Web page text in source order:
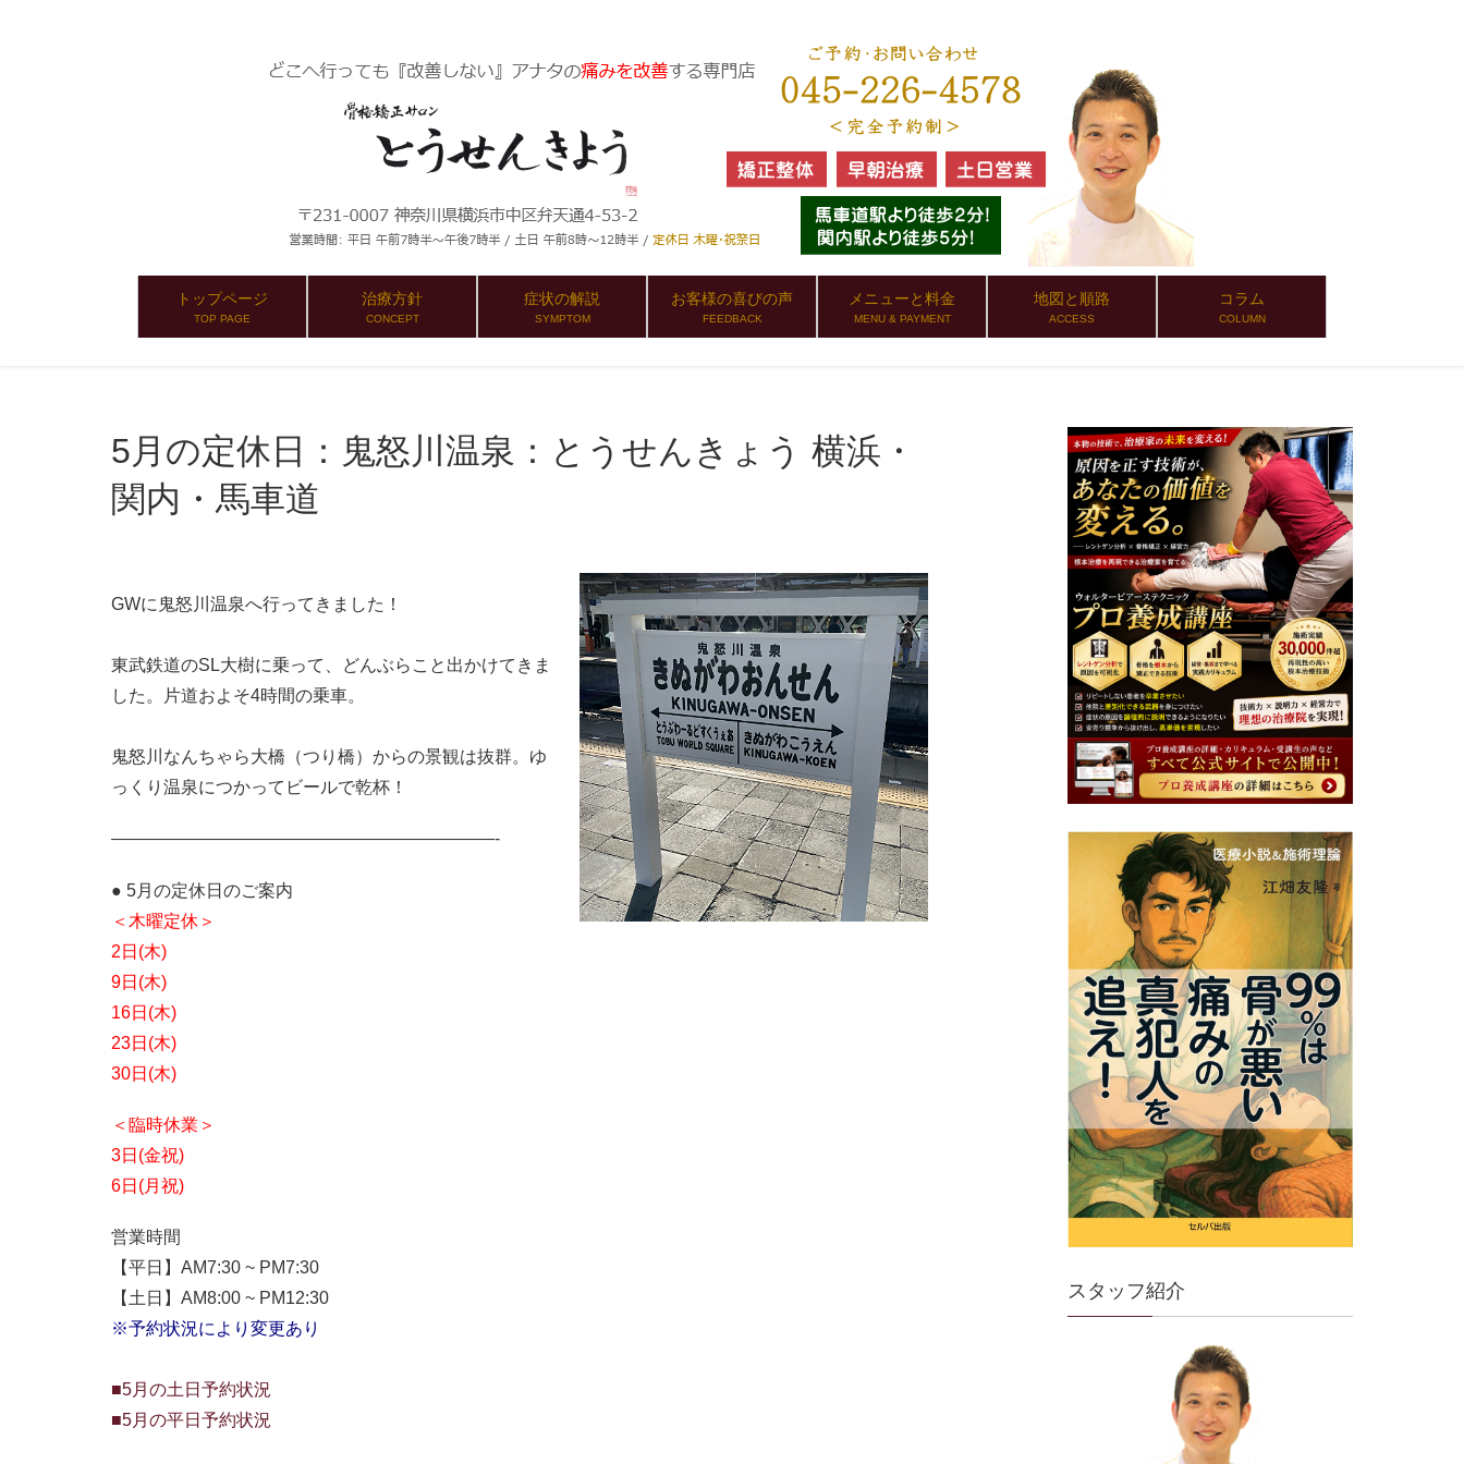
トップページ
TOP PAGE
治療方針
CONCEPT
症状の解説
SYMPTOM
お客様の喜びの声
FEEDBACK
メニューと料金
MENU & PAYMENT
地図と順路
ACCESS
コラム
COLUMN
5月の定休日：鬼怒川温泉：とうせんきょう 横浜・
関内・馬車道
GWに鬼怒川温泉へ行ってきました！
東武鉄道のSL大樹に乗って、どんぶらこと出かけてきま
した。片道およそ4時間の乗車。
鬼怒川なんちゃら大橋（つり橋）からの景観は抜群。ゆ
っくり温泉につかってビールで乾杯！
——————————————————————-
● 5月の定休日のご案内
＜木曜定休＞
2日(木)
9日(木)
16日(木)
23日(木)
30日(木)
＜臨時休業＞
3日(金祝)
6日(月祝)
営業時間
【平日】AM7:30 ~ PM7:30
【土日】AM8:00 ~ PM12:30
※予約状況により変更あり
■5月の土日予約状況
■5月の平日予約状況
スタッフ紹介